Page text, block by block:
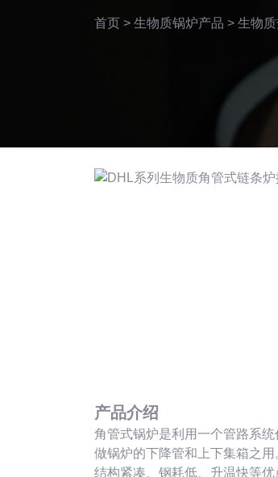
首页 > 生物质锅炉产品 > 生物
产品介绍
角管式锅炉是利用一个管路系
做锅炉的下降管和上下集箱之
结构紧凑、钢耗低、升温快等